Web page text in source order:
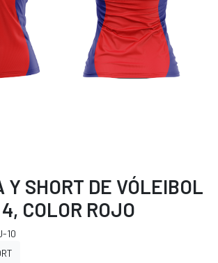
Y SHORT DE VÓLEIBOL
COLOR ROJO
10